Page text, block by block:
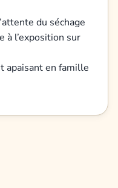
du séchage
à l’exposition sur
apaisant en famille